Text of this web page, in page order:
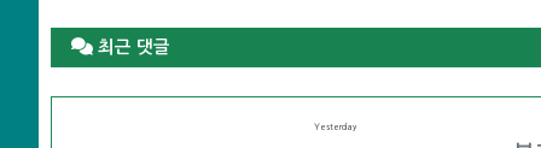
최근 댓글
Yesterday